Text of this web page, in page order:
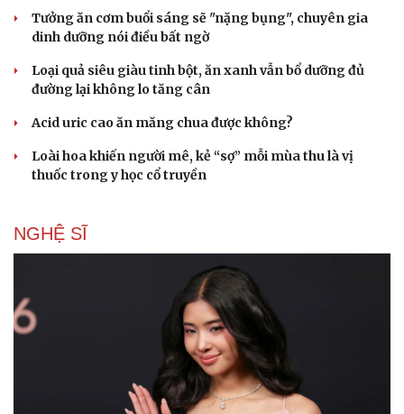
Du lịch
Tư vấn
Săn Tour
Podcast
Câu chuyện thời sự
Đọc truyện đêm khuya
Tưởng ăn cơm buổi sáng sẽ "nặng bụng", chuyên gia
dinh dưỡng nói điều bất ngờ
Loại quả siêu giàu tinh bột, ăn xanh vẫn bổ dưỡng đủ
đường lại không lo tăng cân
Acid uric cao ăn măng chua được không?
Loài hoa khiến người mê, kẻ “sợ” mỗi mùa thu là vị
thuốc trong y học cổ truyền
NGHỆ SĨ